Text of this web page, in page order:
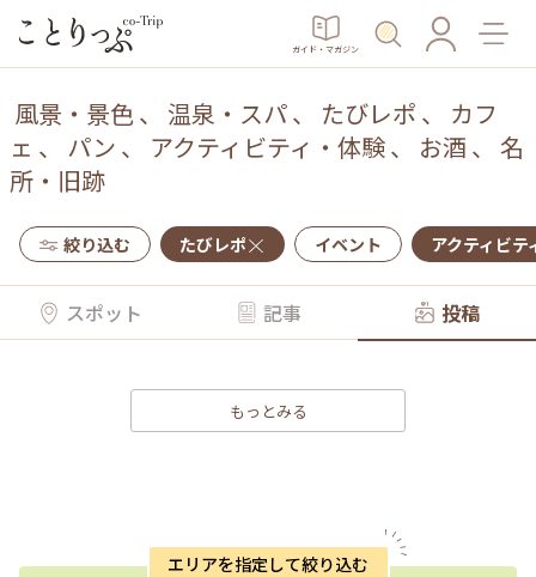
ガイド・マガジン
風景・景色、 温泉・スパ、 たびレポ 、 カフ
ェ 、 パン 、 アクティビティ・体験、 お酒 、 名
所・旧跡
絞り込む たびレポ イベント アクティビテ
スポット 記事 投稿
もっとみる
エリアを指定して絞り込む